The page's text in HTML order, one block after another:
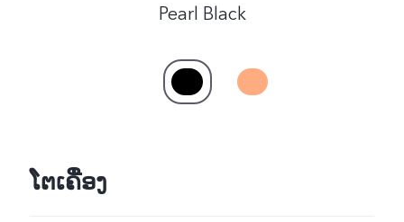
Pearl Black
ໂຕເຄື່ອງ